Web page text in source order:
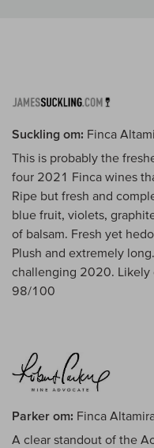
Suckling om: Finca
This is probably the
four 2021 Finca wines
Ripe but fresh and
blue fruit, violets,
of balsam. Fresh yet
Plush and extremely
challenging 2020. Likely
98/100
Parker om: Finca
A clear standout of the